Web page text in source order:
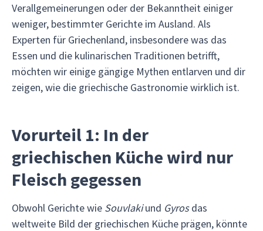
Verallgemeinerungen oder der Bekanntheit einiger
weniger, bestimmter Gerichte im Ausland. Als
Experten für Griechenland, insbesondere was das
Essen und die kulinarischen Traditionen betrifft,
möchten wir einige gängige Mythen entlarven und dir
zeigen, wie die griechische Gastronomie wirklich ist.
Vorurteil 1: In der
griechischen Küche wird nur
Fleisch gegessen
Obwohl Gerichte wie Souvlakiund Gyrosdas
weltweite Bild der griechischen Küche prägen, könnte